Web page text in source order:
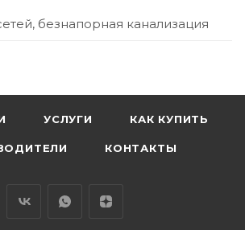
безнапорная канализация
УСЛУГИ КАК КУПИТЬ
КОНТАКТЫ